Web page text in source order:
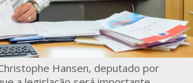
Hansen, deputado por